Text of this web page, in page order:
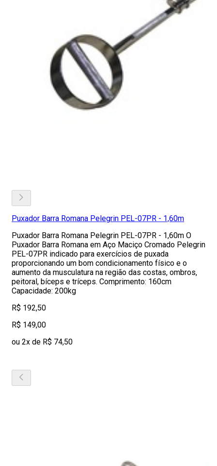
Puxador Barra Romana Pelegrin PEL-07PR - 1,60m
Puxador Barra Romana Pelegrin PEL-07PR - 1,60m O
Puxador Barra Romana em Aço Maciço Cromado Pelegrin
PEL-07PR indicado para exercícios de puxada
proporcionando um bom condicionamento físico e o
aumento da musculatura na região das costas, ombros,
peitoral, bíceps e tríceps. Comprimento: 160cm
Capacidade: 200kg
R$ 192,50
R$ 149,00
ou 2x de R$ 74,50